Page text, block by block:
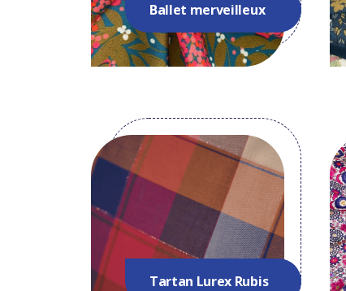
Ballet merveilleux
Tartan Lurex Rubis